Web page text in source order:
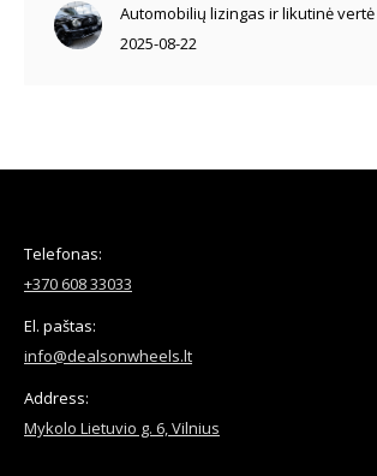
Automobilių lizingas ir likutinė vertė
2025-08-22
Telefonas:
+370 608 33033
El. paštas:
info@dealsonwheels.lt
Address:
Mykolo Lietuvio g. 6, Vilnius